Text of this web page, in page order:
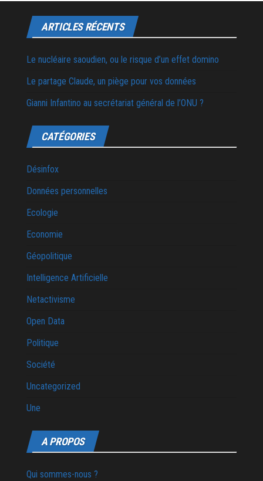
ARTICLES RÉCENTS
Le nucléaire saoudien, ou le risque d’un effet domino
Le partage Claude, un piège pour vos données
Gianni Infantino au secrétariat général de l’ONU ?
CATÉGORIES
Désinfox
Données personnelles
Ecologie
Economie
Géopolitique
Intelligence Artificielle
Netactivisme
Open Data
Politique
Société
Uncategorized
Une
A PROPOS
Qui sommes-nous ?